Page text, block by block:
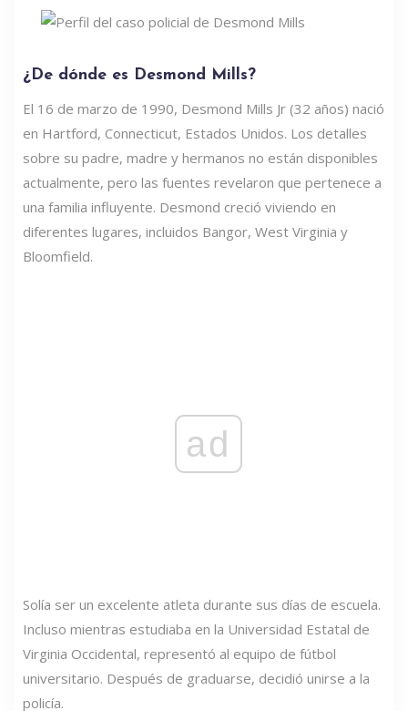
¿De dónde es Desmond Mills?
El 16 de marzo de 1990, Desmond Mills Jr (32 años) nació
en Hartford, Connecticut, Estados Unidos. Los detalles
sobre su padre, madre y hermanos no están disponibles
actualmente, pero las fuentes revelaron que pertenece a
una familia influyente. Desmond creció viviendo en
diferentes lugares, incluidos Bangor, West Virginia y
Bloomfield.
ad
Solía ​​ser un excelente atleta durante sus días de escuela.
Incluso mientras estudiaba en la Universidad Estatal de
Virginia Occidental, representó al equipo de fútbol
universitario. Después de graduarse, decidió unirse a la
policía.